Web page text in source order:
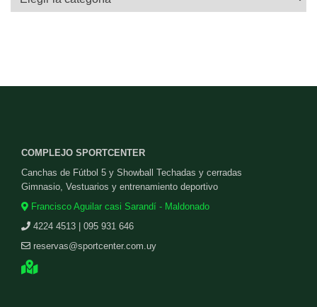
COMPLEJO SPORTCENTER
Canchas de Fútbol 5 y Showball Techadas y cerradas
Gimnasio, Vestuarios y entrenamiento deportivo
Francisco Aguilar casi Sarandí - Maldonado
4224 4513 | 095 931 646
reservas@sportcenter.com.uy